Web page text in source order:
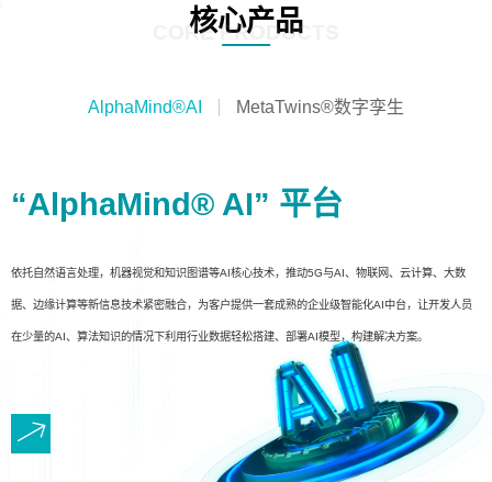
核心产品
CORE PRODUCTS
AlphaMind®AI MetaTwins®数字孪生
“AlphaMind® AI” 平台
依托自然语言处理，机器视觉和知识图谱等AI核心技术，推动5G与AI、物联网、云计算、大数
据、边缘计算等新信息技术紧密融合，为客户提供一套成熟的企业级智能化AI中台，让开发人员
在少量的AI、算法知识的情况下利用行业数据轻松搭建、部署AI模型，构建解决方案。